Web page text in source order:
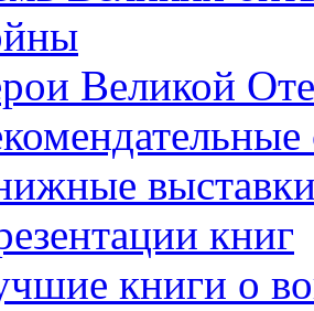
Великой
книг
книги о